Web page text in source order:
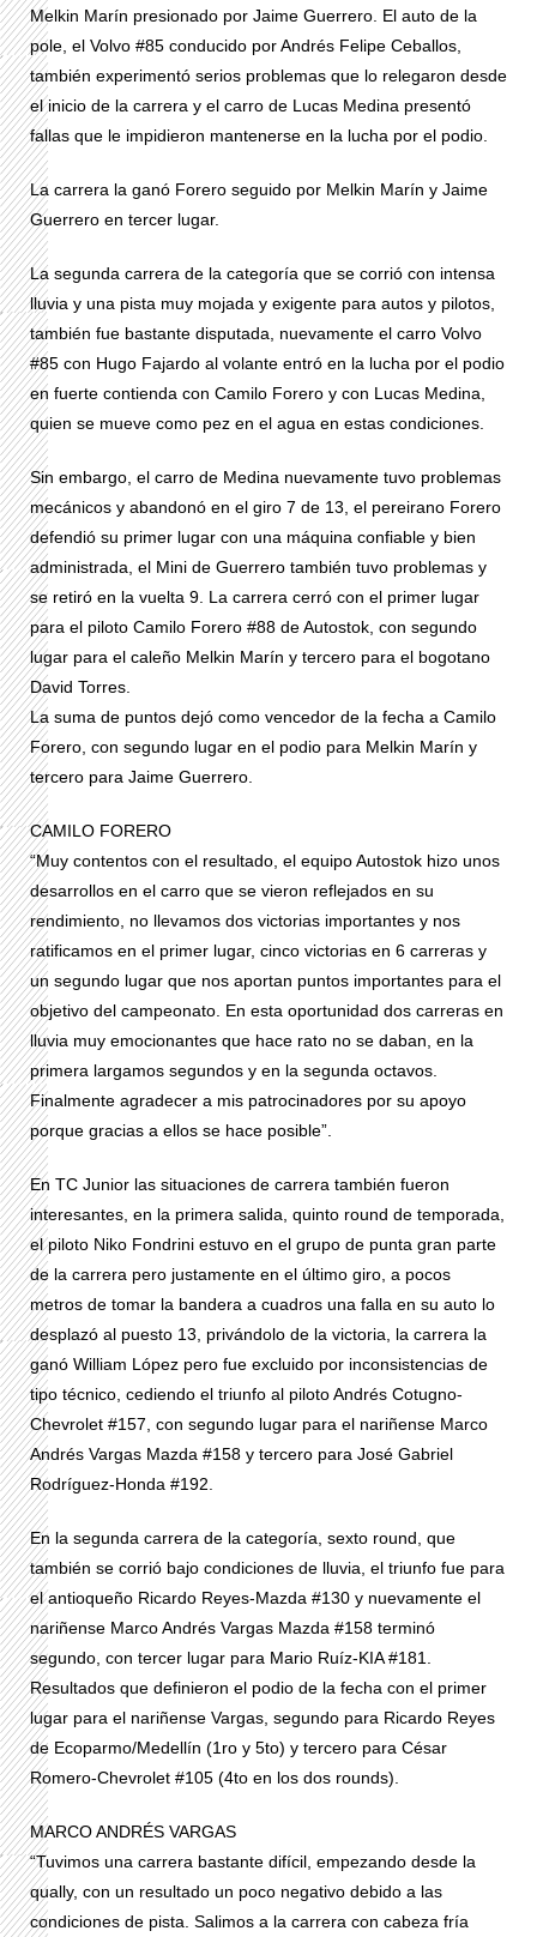
Melkin Marín presionado por Jaime Guerrero. El auto de la
pole, el Volvo #85 conducido por Andrés Felipe Ceballos,
también experimentó serios problemas que lo relegaron desde
el inicio de la carrera y el carro de Lucas Medina presentó
fallas que le impidieron mantenerse en la lucha por el podio.
La carrera la ganó Forero seguido por Melkin Marín y Jaime
Guerrero en tercer lugar.
La segunda carrera de la categoría que se corrió con intensa
lluvia y una pista muy mojada y exigente para autos y pilotos,
también fue bastante disputada, nuevamente el carro Volvo
#85 con Hugo Fajardo al volante entró en la lucha por el podio
en fuerte contienda con Camilo Forero y con Lucas Medina,
quien se mueve como pez en el agua en estas condiciones.
Sin embargo, el carro de Medina nuevamente tuvo problemas
mecánicos y abandonó en el giro 7 de 13, el pereirano Forero
defendió su primer lugar con una máquina confiable y bien
administrada, el Mini de Guerrero también tuvo problemas y
se retiró en la vuelta 9. La carrera cerró con el primer lugar
para el piloto Camilo Forero #88 de Autostok, con segundo
lugar para el caleño Melkin Marín y tercero para el bogotano
David Torres.
La suma de puntos dejó como vencedor de la fecha a Camilo
Forero, con segundo lugar en el podio para Melkin Marín y
tercero para Jaime Guerrero.
CAMILO FORERO
“Muy contentos con el resultado, el equipo Autostok hizo unos
desarrollos en el carro que se vieron reflejados en su
rendimiento, no llevamos dos victorias importantes y nos
ratificamos en el primer lugar, cinco victorias en 6 carreras y
un segundo lugar que nos aportan puntos importantes para el
objetivo del campeonato. En esta oportunidad dos carreras en
lluvia muy emocionantes que hace rato no se daban, en la
primera largamos segundos y en la segunda octavos.
Finalmente agradecer a mis patrocinadores por su apoyo
porque gracias a ellos se hace posible”.
En TC Junior las situaciones de carrera también fueron
interesantes, en la primera salida, quinto round de temporada,
el piloto Niko Fondrini estuvo en el grupo de punta gran parte
de la carrera pero justamente en el último giro, a pocos
metros de tomar la bandera a cuadros una falla en su auto lo
desplazó al puesto 13, privándolo de la victoria, la carrera la
ganó William López pero fue excluido por inconsistencias de
tipo técnico, cediendo el triunfo al piloto Andrés Cotugno-
Chevrolet #157, con segundo lugar para el nariñense Marco
Andrés Vargas Mazda #158 y tercero para José Gabriel
Rodríguez-Honda #192.
En la segunda carrera de la categoría, sexto round, que
también se corrió bajo condiciones de lluvia, el triunfo fue para
el antioqueño Ricardo Reyes-Mazda #130 y nuevamente el
nariñense Marco Andrés Vargas Mazda #158 terminó
segundo, con tercer lugar para Mario Ruíz-KIA #181.
Resultados que definieron el podio de la fecha con el primer
lugar para el nariñense Vargas, segundo para Ricardo Reyes
de Ecoparmo/Medellín (1ro y 5to) y tercero para César
Romero-Chevrolet #105 (4to en los dos rounds).
MARCO ANDRÉS VARGAS
“Tuvimos una carrera bastante difícil, empezando desde la
qually, con un resultado un poco negativo debido a las
condiciones de pista. Salimos a la carrera con cabeza fría